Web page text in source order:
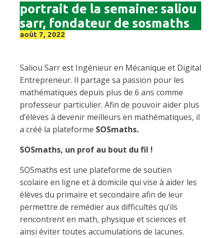
portrait de la semaine: saliou
sarr, fondateur de sosmaths
août 7, 2022
Saliou Sarr est Ingénieur en Mécanique et Digital
Entrepreneur. Il partage sa passion pour les
mathématiques depuis plus de 6 ans comme
professeur particulier. Afin de pouvoir aider plus
d’élèves à devenir meilleurs en mathématiques, il
a créé la plateforme SOSmaths.
SOSmaths, un prof au bout du fil !
SOSmaths est une plateforme de soutien
scolaire en ligne et à domicile qui vise à aider les
élèves du primaire et secondaire afin de leur
permettre de remédier aux difficultés qu’ils
rencontrent en math, physique et sciences et
ainsi éviter toutes accumulations de lacunes.